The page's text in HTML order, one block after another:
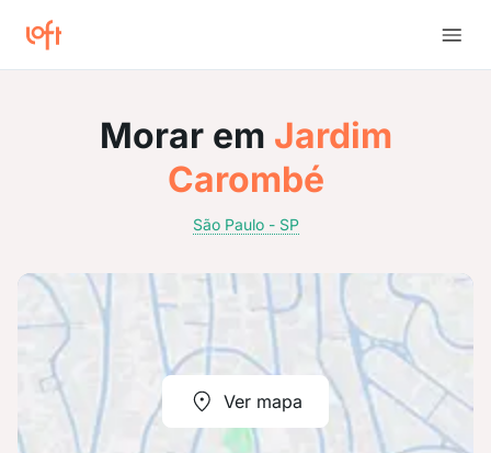
Morar em Jardim
Carombé
São Paulo - SP
Ver mapa